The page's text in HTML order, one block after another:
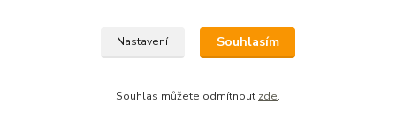
Nastavení Souhlasím
Souhlas můžete odmítnout zde.